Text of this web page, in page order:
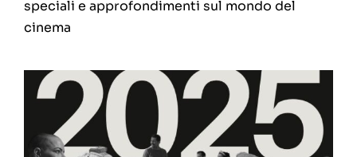
Articoli
Chi siamo
speciali e approfondimenti sul mondo del
cinema